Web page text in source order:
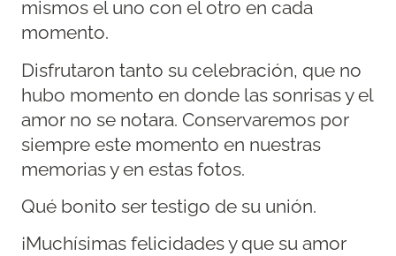
mismos el uno con el otro en cada
momento.
Disfrutaron tanto su celebración, que no
hubo momento en donde las sonrisas y el
amor no se notara. Conservaremos por
siempre este momento en nuestras
memorias y en estas fotos.
Qué bonito ser testigo de su unión.
¡Muchísimas felicidades y que su amor